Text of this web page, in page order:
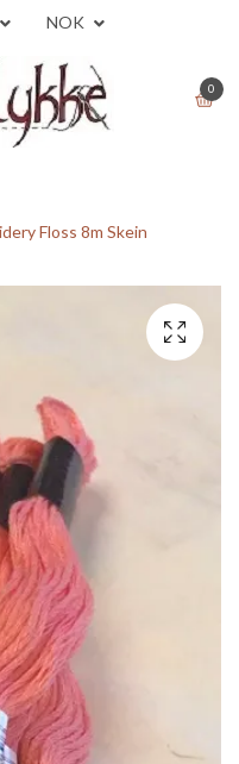
NOK
0
Floss 8m Skein